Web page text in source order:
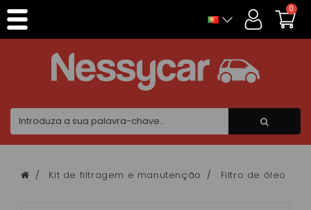
0
Kit de filtragem e manutenção Filtro de óleo
Painel de Gerenciamento de Cookies